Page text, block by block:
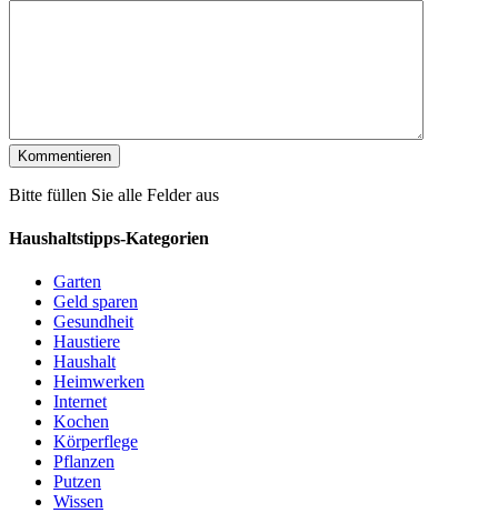
Bitte füllen Sie alle Felder aus
Haushaltstipps-Kategorien
Garten
Geld sparen
Gesundheit
Haustiere
Haushalt
Heimwerken
Internet
Kochen
Körperflege
Pflanzen
Putzen
Wissen